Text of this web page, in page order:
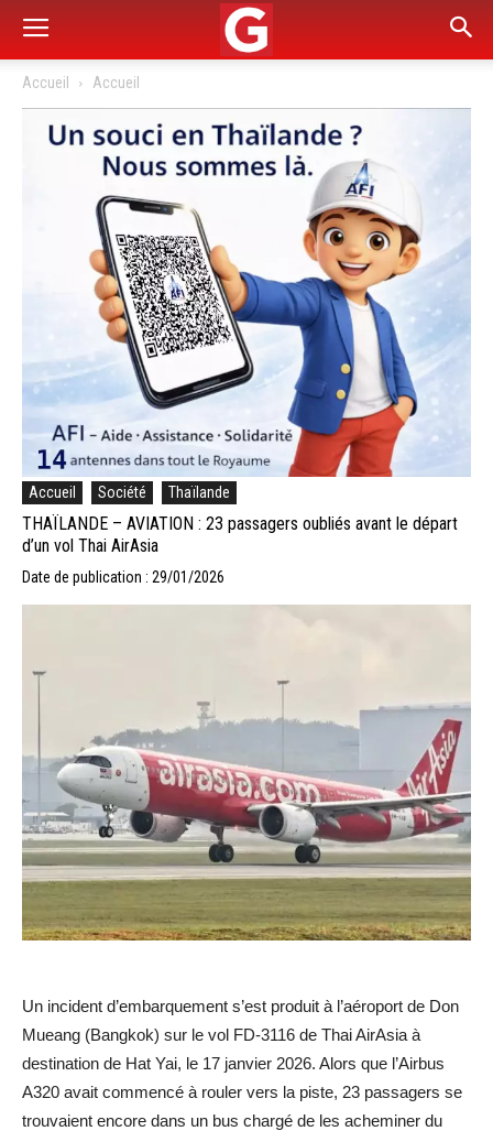
Accueil Accueil
Accueil Société Thaïlande
THAÏLANDE – AVIATION : 23 passagers oubliés avant le départ
d’un vol Thai AirAsia
Date de publication : 29/01/2026
Un incident d’embarquement s’est produit à l’aéroport de Don
Mueang (Bangkok) sur le vol FD-3116 de Thai AirAsia à
destination de Hat Yai, le 17 janvier 2026. Alors que l’Airbus
A320 avait commencé à rouler vers la piste, 23 passagers se
trouvaient encore dans un bus chargé de les acheminer du